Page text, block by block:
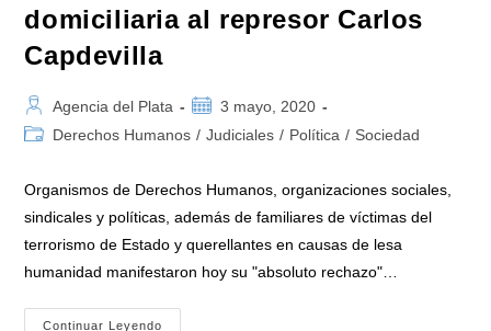
domiciliaria al represor Carlos
Capdevilla
Autor
de
Agencia del Plata
Publicación
de
3 mayo, 2020
Categoría
la
entrada:
Derechos Humanos / Judiciales / Política / Sociedad
Organismos de Derechos Humanos, organizaciones sociales,
sindicales y políticas, además de familiares de víctimas del
terrorismo de Estado y querellantes en causas de lesa
humanidad manifestaron hoy su "absoluto rechazo"…
Continuar Leyendo